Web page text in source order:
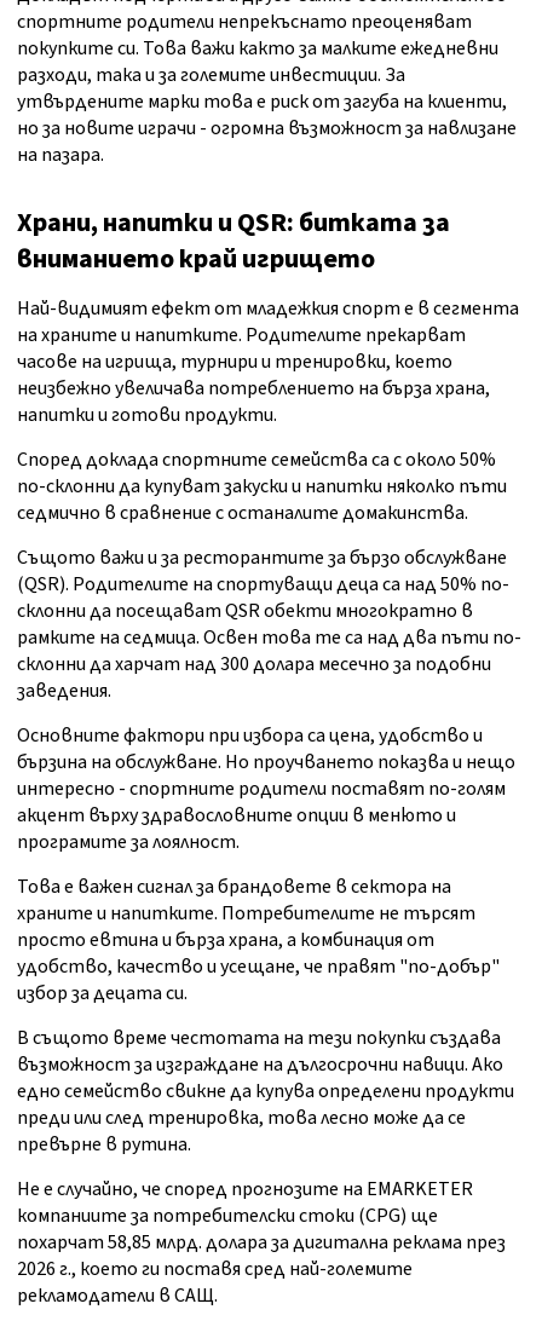
спортните родители непрекъснато преоценяват
покупките си. Това важи както за малките ежедневни
разходи, така и за големите инвестиции. За
утвърдените марки това е риск от загуба на клиенти,
но за новите играчи - огромна възможност за навлизане
на пазара.
Храни, напитки и QSR: битката за
вниманието край игрището
Най-видимият ефект от младежкия спорт е в сегмента
на храните и напитките. Родителите прекарват
часове на игрища, турнири и тренировки, което
неизбежно увеличава потреблението на бърза храна,
напитки и готови продукти.
Според доклада спортните семейства са с около 50%
по-склонни да купуват закуски и напитки няколко пъти
седмично в сравнение с останалите домакинства.
Същото важи и за ресторантите за бързо обслужване
(QSR). Родителите на спортуващи деца са над 50% по-
склонни да посещават QSR обекти многократно в
рамките на седмица. Освен това те са над два пъти по-
склонни да харчат над 300 долара месечно за подобни
заведения.
Основните фактори при избора са цена, удобство и
бързина на обслужване. Но проучването показва и нещо
интересно - спортните родители поставят по-голям
акцент върху здравословните опции в менюто и
програмите за лоялност.
Това е важен сигнал за брандовете в сектора на
храните и напитките. Потребителите не търсят
просто евтина и бърза храна, а комбинация от
удобство, качество и усещане, че правят "по-добър"
избор за децата си.
В същото време честотата на тези покупки създава
възможност за изграждане на дългосрочни навици. Ако
едно семейство свикне да купува определени продукти
преди или след тренировка, това лесно може да се
превърне в рутина.
Не е случайно, че според прогнозите на EMARKETER
компаниите за потребителски стоки (CPG) ще
похарчат 58,85 млрд. долара за дигитална реклама през
2026 г., което ги поставя сред най-големите
рекламодатели в САЩ.